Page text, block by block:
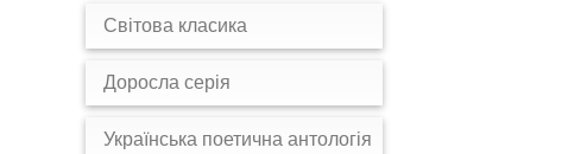
Світова класика
Доросла серія
Українська поетична антологія